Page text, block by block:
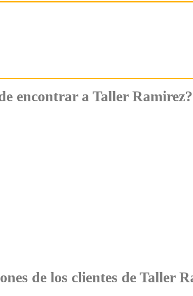
encontrar a Taller Ramirez?
de los clientes de Taller